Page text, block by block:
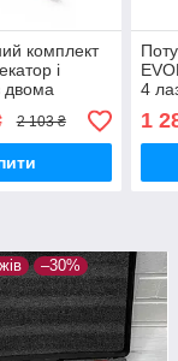
комплект
і
двома
2 103 ₴
4
1
–30%